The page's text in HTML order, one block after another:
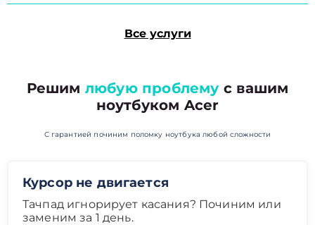
Все услуги
Решим любую проблему с вашим
ноутбуком Acer
С гарантией починим поломку ноутбука любой сложности
Курсор не двигается
Тачпад игнорирует касания? Починим или
заменим за 1 день.